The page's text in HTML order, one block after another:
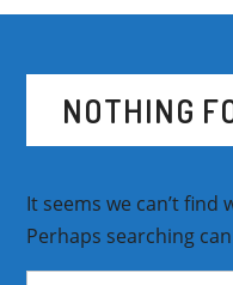
NOTHING
It seems we can’t find
Perhaps searching